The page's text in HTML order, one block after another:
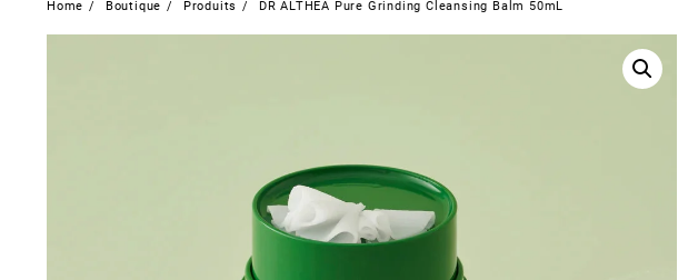
Home Boutique Produits DR ALTHEA Pure Grinding Cleansing Balm 50mL